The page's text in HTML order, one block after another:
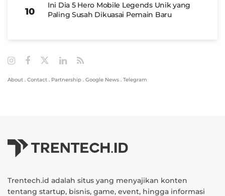
Ini Dia 5 Hero Mobile Legends Unik yang
Paling Susah Dikuasai Pemain Baru
About . Contact . Partnership . Google News . Telegram
Trentech.id adalah situs yang menyajikan konten
tentang startup, bisnis, game, event, hingga informasi